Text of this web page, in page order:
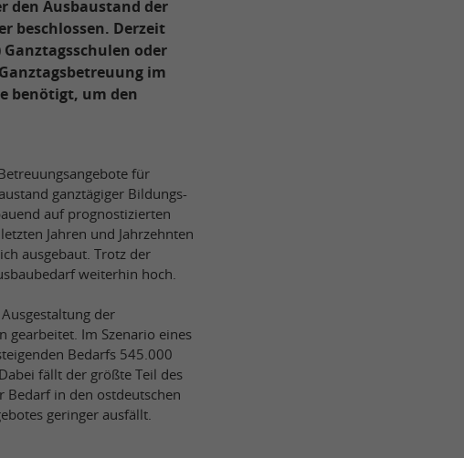
den Ausbaustand der
beschlossen. Derzeit
oder
im
benötigt, um den
für
ganztägiger Bildungs-
auf prognostizierten
Jahren und Jahrzehnten
ausgebaut. Trotz der
weiterhin hoch.
der
gearbeitet. Im Szenario eines
Bedarfs 545.000
fällt der größte Teil des
Bedarf in den ostdeutschen
geringer ausfällt.